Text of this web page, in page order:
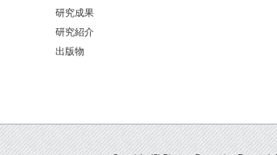
研究成果
研究紹介
出版物